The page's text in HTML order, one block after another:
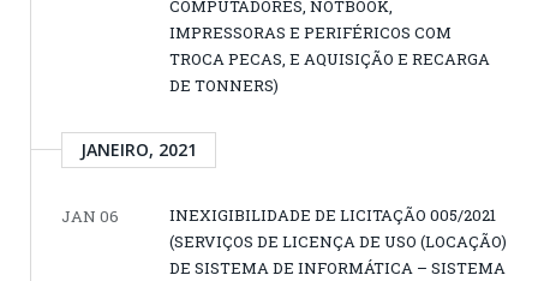
COMPUTADORES, NOTBOOK,
IMPRESSORAS E PERIFÉRICOS COM
TROCA PECAS, E AQUISIÇÃO E RECARGA
DE TONNERS)
JANEIRO, 2021
JAN 06
INEXIGIBILIDADE DE LICITAÇÃO 005/2021
(SERVIÇOS DE LICENÇA DE USO (LOCAÇÃO)
DE SISTEMA DE INFORMÁTICA – SISTEMA